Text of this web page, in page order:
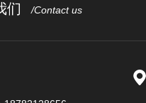
们 /Contact us